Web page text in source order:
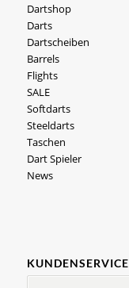
Dartshop
Darts
Dartscheiben
Barrels
Flights
SALE
Softdarts
Steeldarts
Taschen
Dart Spieler
News
KUNDENSERVICE